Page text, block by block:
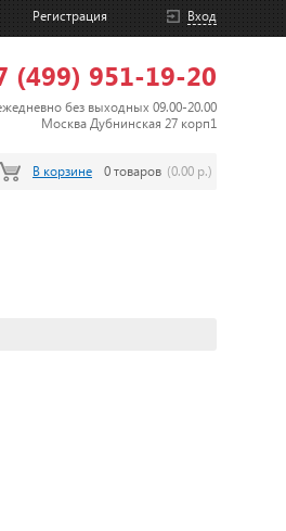
Вход
Регистрация
(499) 951-19-20
без выходных 09.00-20.00
Москва Дубнинская 27 корп1
В корзине 0 товаров (0.00 р.)